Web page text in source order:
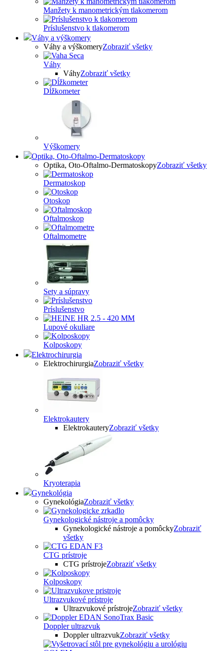
Manžety k manometrickým tlakomerom
Príslušenstvo k tlakomerom
Váhy a výškomery
Váhy a výškomeryZobraziť všetky
Váhy
VáhyZobraziť všetky
Dĺžkometer
Výškomery
Optika, Oto-Oftalmo-Dermatoskopy
Optika, Oto-Oftalmo-DermatoskopyZobraziť všetky
Dermatoskop
Otoskop
Oftalmoskop
Oftalmometre
Sety a súpravy
Príslušenstvo
Lupové okuliare
Kolposkopy
Elektrochirurgia
ElektrochirurgiaZobraziť všetky
Elektrokautery
ElektrokauteryZobraziť všetky
Kryoterapia
Gynekológia
GynekológiaZobraziť všetky
Gynekologické nástroje a pomôcky
Gynekologické nástroje a pomôckyZobraziť
všetky
CTG prístroje
CTG prístrojeZobraziť všetky
Kolposkopy
Ultrazvukové prístroje
Ultrazvukové prístrojeZobraziť všetky
Doppler ultrazvuk
Doppler ultrazvukZobraziť všetky